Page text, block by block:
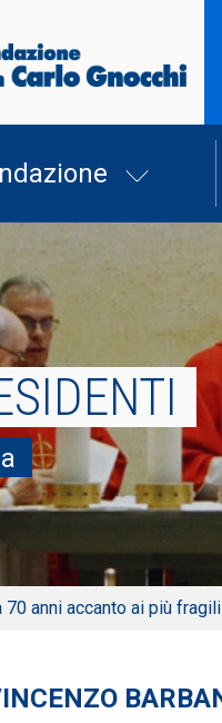
70 anni accanto ai più fragili